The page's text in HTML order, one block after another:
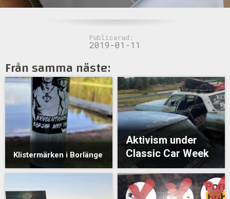
Publicerad:
2019-01-11
Från samma näste:
Klistermärken i Borlänge
Aktivism under
Classic Car Week